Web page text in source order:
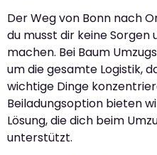
Der Weg von Bonn nach
du musst dir keine Sorgen
machen. Bei Baum
um die gesamte Logistik,
wichtige Dinge
Beiladungsoption bieten
Lösung, die dich beim
unterstützt.